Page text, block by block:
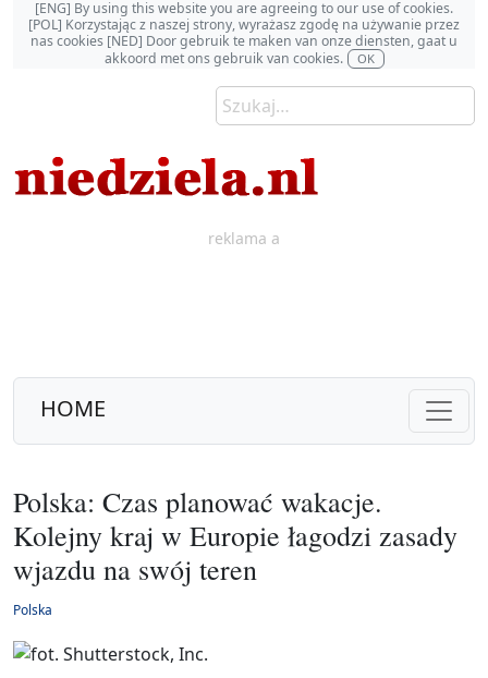
[ENG] By using this website you are agreeing to our use of cookies.
[POL] Korzystając z naszej strony, wyrażasz zgodę na używanie przez
nas cookies [NED] Door gebruik te maken van onze diensten, gaat u
akkoord met ons gebruik van cookies.
OK
reklama a
HOME
Polska: Czas planować wakacje.
Kolejny kraj w Europie łagodzi zasady
wjazdu na swój teren
Polska